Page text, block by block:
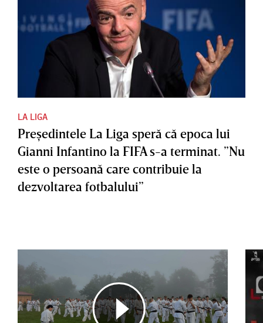
LA LIGA
Preşedintele La Liga speră că epoca lui
Gianni Infantino la FIFA s-a terminat. ”Nu
este o persoană care contribuie la
dezvoltarea fotbalului”